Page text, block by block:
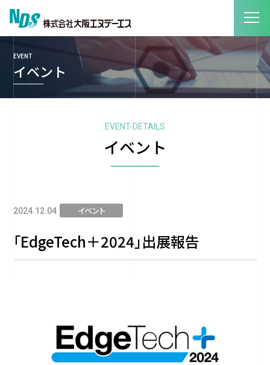
EVENT
イベント
EVENT-DETAILS
イベント
2024.12.04 イベント
「EdgeTech＋2024」出展報告